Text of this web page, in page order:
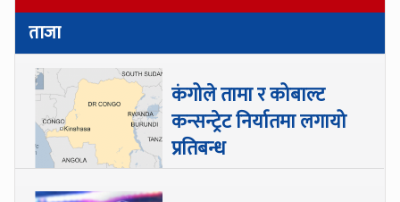
ताजा
कंगोले तामा र कोबाल्ट
कन्सन्ट्रेट निर्यातमा लगायो
प्रतिबन्ध